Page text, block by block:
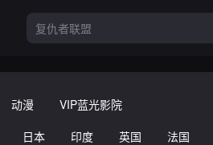
动漫
VIP蓝光影院
日本 印度 英国 法国